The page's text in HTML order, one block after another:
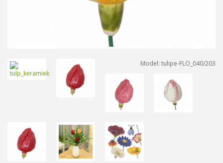
Model: tulipe-FLO_040/203